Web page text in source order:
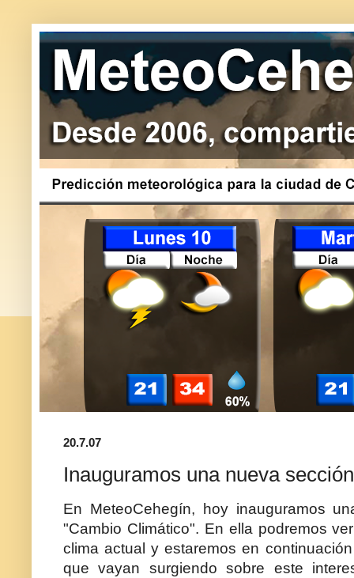
20.7.07
Inauguramos una nueva
En MeteoCehegín, hoy inauguramos
"Cambio Climático". En ella podremos
clima actual y estaremos en
que vayan surgiendo sobre este